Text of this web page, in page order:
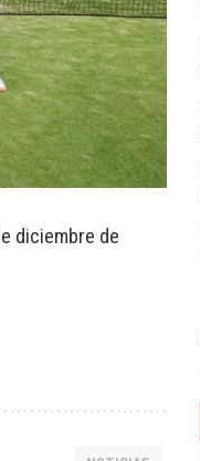
diciembre de